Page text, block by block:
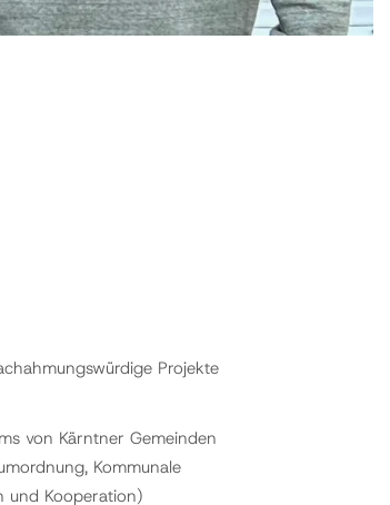
Projekte
von Kärntner Gemeinden
Kommunale
und Kooperation)